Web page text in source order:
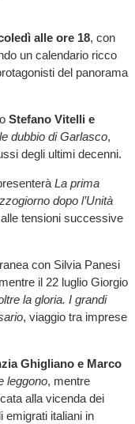
alle ore 18, con
un calendario ricco
del panorama
Stefano Vitelli e
dubbio di Garlasco,
degli ultimi decenni.
La prima
dopo l’Unità
tensioni successive
con Silvia Panesi
il 22 luglio Giorgio
la gloria. I grandi
, viaggio tra imprese
Ghigliano e Marco
leggono, mentre
alla vicenda dei
emigrati italiani in